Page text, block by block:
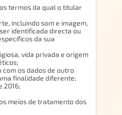
termos da qual o titular
incluindo som e imagem,
identificada directa ou
da sua
vida privada e origem
os dados de outro
finalidade diferente;
2016;
meios de tratamento dos